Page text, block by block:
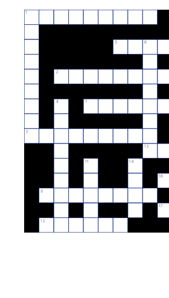
1
5 6
2
4 7
3
13
11 14
16
9
17
12